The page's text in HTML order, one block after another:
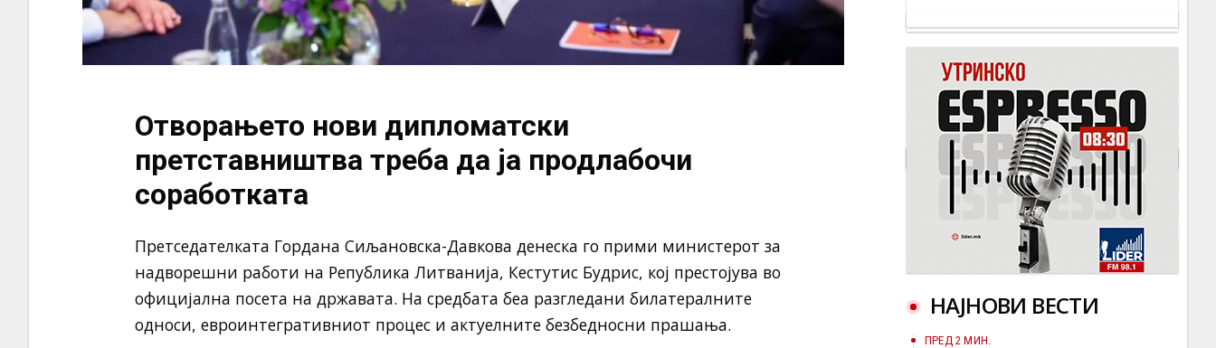
Отворањето нови дипломатски
претставништва треба да ја продлабочи
соработката
Претседателката Гордана Сиљановска-Давкова денеска го прими министерот за
надворешни работи на Република Литванија, Кестутис Будрис, кој престојува во
официјална посета на државата. На средбата беа разгледани билатералните
односи, евроинтегративниот процес и актуелните безбедносни прашања.
НАЈНОВИ ВЕСТИ
ПРЕД 2 МИН.